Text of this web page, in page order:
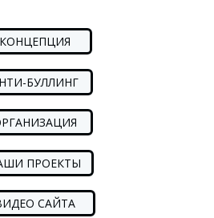
КОНЦЕПЦИЯ
БУЛЛИНГ
ПРОЕКТЫ
САЙТА